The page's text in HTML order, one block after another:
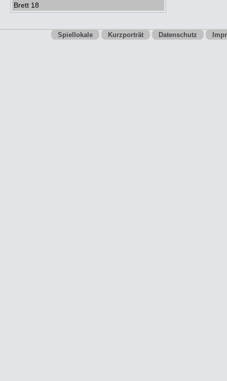
Brett 18
Spiellokale Kurzporträt Datenschutz